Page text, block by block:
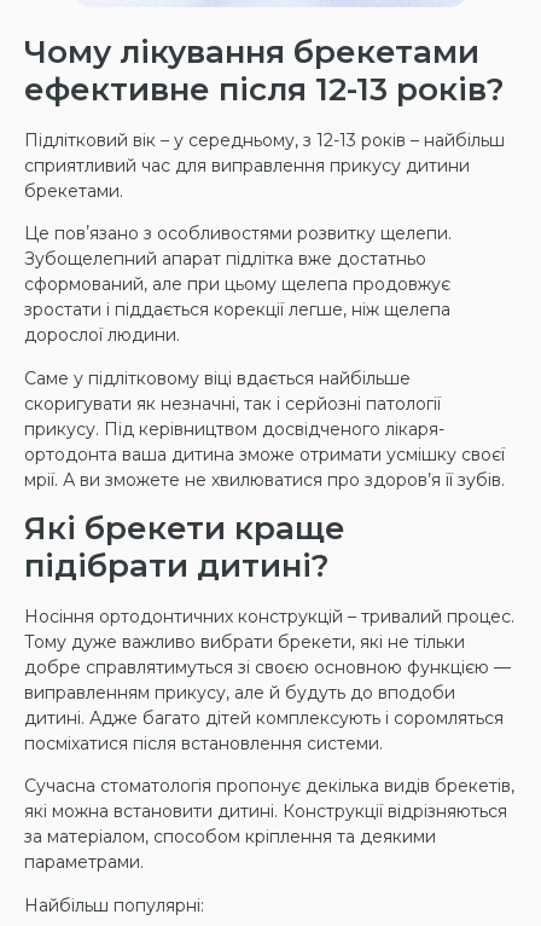
Чому лікування брекетами
ефективне після 12-13 років?
Підлітковий вік – у середньому, з 12-13 років – найбільш
сприятливий час для виправлення прикусу дитини
брекетами.
Це повʼязано з особливостями розвитку щелепи.
Зубощелепний апарат підлітка вже достатньо
сформований, але при цьому щелепа продовжує
зростати і піддається корекції легше, ніж щелепа
дорослої людини.
Саме у підлітковому віці вдається найбільше
скоригувати як незначні, так і серйозні патології
прикусу. Під керівництвом досвідченого лікаря-
ортодонта ваша дитина зможе отримати усмішку своєї
мрії. А ви зможете не хвилюватися про здоров’я її зубів.
Які брекети краще
підібрати дитині?
Носіння ортодонтичних конструкцій – тривалий процес.
Тому дуже важливо вибрати брекети, які не тільки
добре справлятимуться зі своєю основною функцією —
виправленням прикусу, але й будуть до вподоби
дитині. Адже багато дітей комплексують і соромляться
посміхатися після встановлення системи.
Сучасна стоматологія пропонує декілька видів брекетів,
які можна встановити дитині. Конструкції відрізняються
за матеріалом, способом кріплення та деякими
параметрами.
Найбільш популярні: